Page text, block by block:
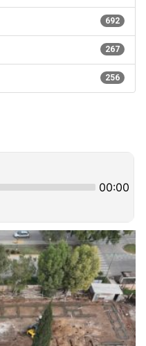
692
267
256